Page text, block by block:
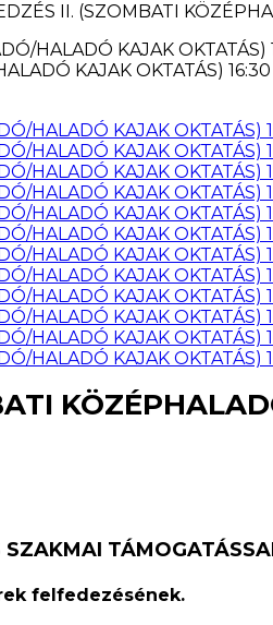
II. (SZOMBATI
felfedezésének.